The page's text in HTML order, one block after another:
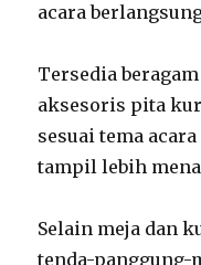
acara
Tersedia
aksesoris pita
sesuai tema
tampil lebih
Selain meja dan
tenda-